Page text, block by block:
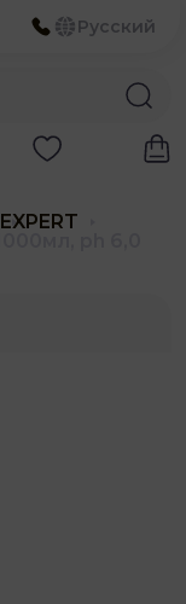
Русский
EXPERT